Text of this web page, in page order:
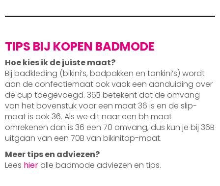
TIPS BIJ KOPEN BADMODE
Hoe kies ik de juiste maat?
Bij badkleding (bikini’s, badpakken en tankini’s) wordt
aan de confectiemaat ook vaak een aanduiding over
de cup toegevoegd. 36B betekent dat de omvang
van het bovenstuk voor een maat 36 is en de slip-
maat is ook 36. Als we dit naar een bh maat
omrekenen dan is 36 een 70 omvang, dus kun je bij 36B
uitgaan van een 70B van bikinitop-maat.
Meer tips en adviezen?
Lees hier alle badmode adviezen en tips.